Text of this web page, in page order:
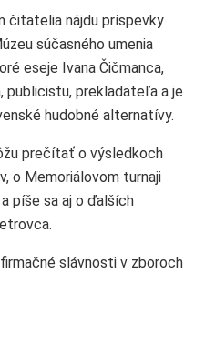
čitatelia nájdu príspevky
súčasného umenia
eseje Ivana Čičmanca,
publicistu, prekladateľa a je
hudobné alternatívy.
prečítať o výsledkoch
o Memoriálovom turnaji
píše sa aj o ďalších
slávnosti v zboroch